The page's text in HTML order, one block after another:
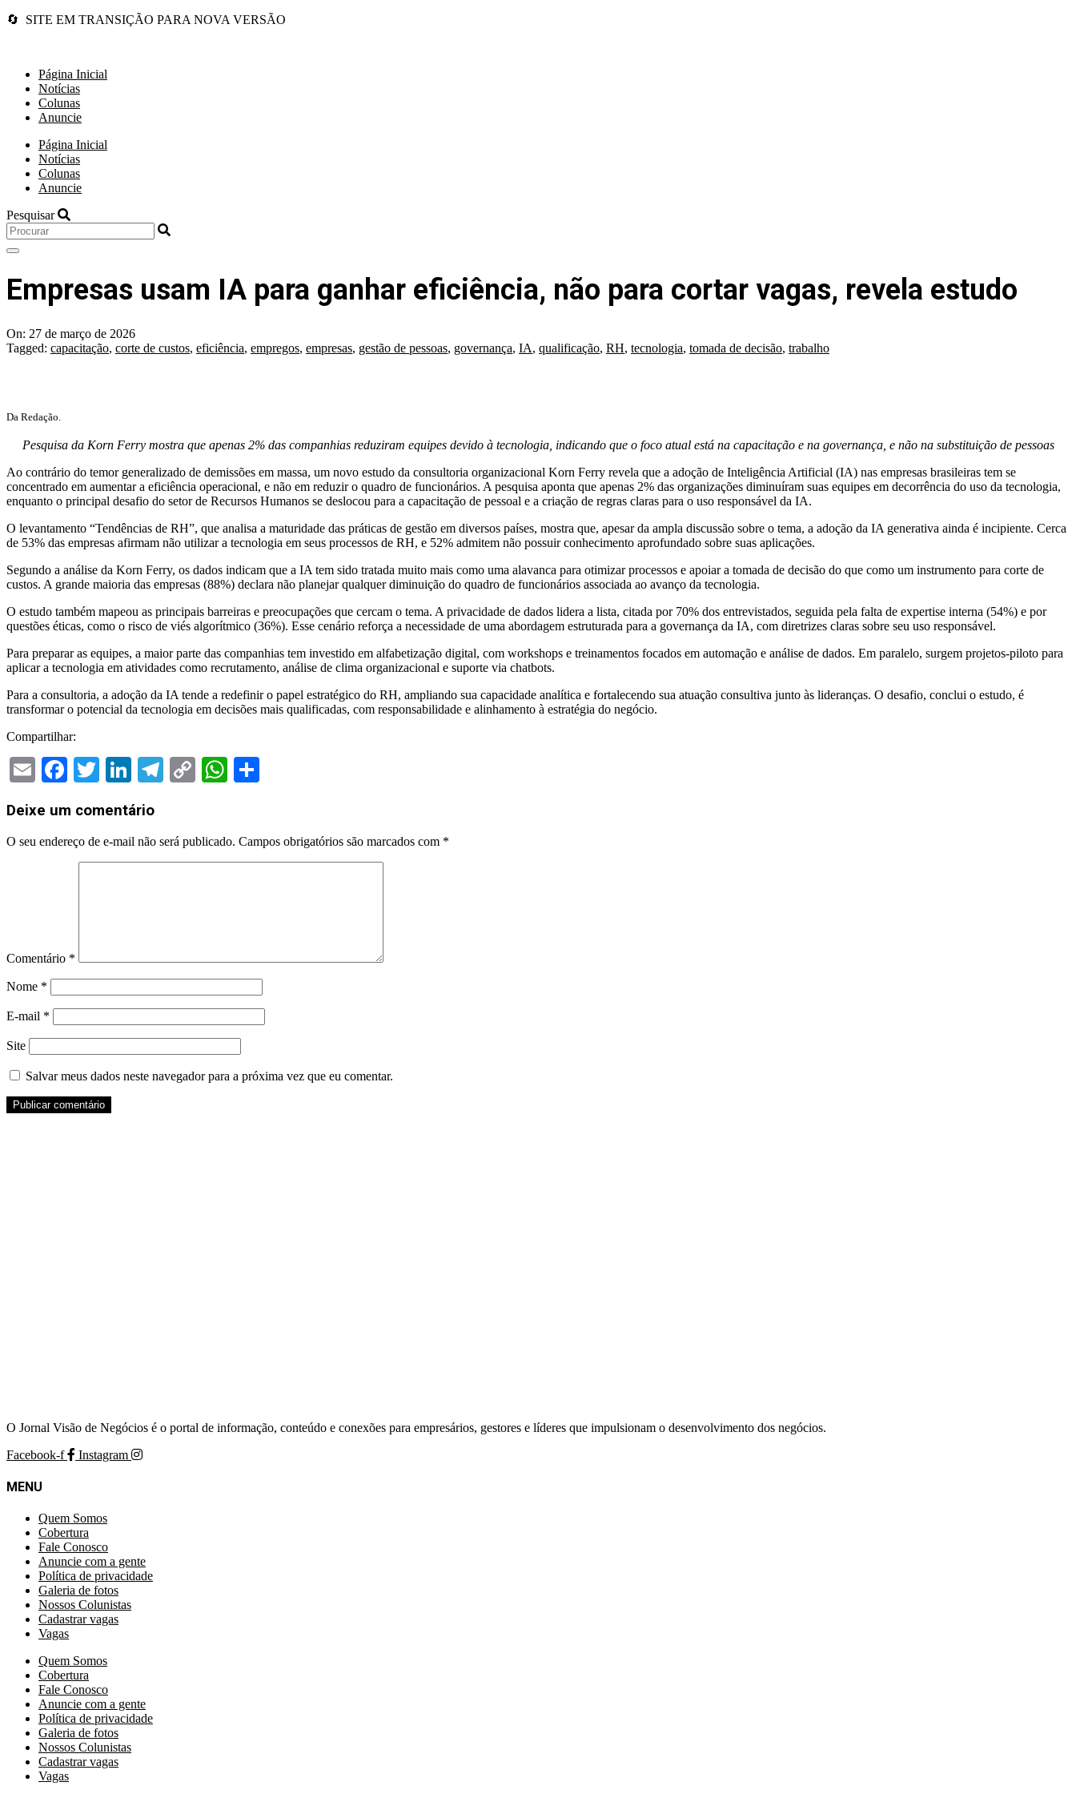
🔄 SITE EM TRANSIÇÃO PARA NOVA VERSÃO
Página Inicial
Notícias
Colunas
Anuncie
Página Inicial
Notícias
Colunas
Anuncie
Pesquisar
Empresas usam IA para ganhar eficiência, não para cortar vagas, revela estudo
On: 27 de março de 2026
Tagged: capacitação, corte de custos, eficiência, empregos, empresas, gestão de pessoas, governança, IA, qualificação, RH, tecnologia, tomada de decisão, trabalho
Da Redação.
Pesquisa da Korn Ferry mostra que apenas 2% das companhias reduziram equipes devido à tecnologia, indicando que o foco atual está na capacitação e na governança, e não na substituição de pessoas
Ao contrário do temor generalizado de demissões em massa, um novo estudo da consultoria organizacional Korn Ferry revela que a adoção de Inteligência Artificial (IA) nas empresas brasileiras tem se
concentrado em aumentar a eficiência operacional, e não em reduzir o quadro de funcionários. A pesquisa aponta que apenas 2% das organizações diminuíram suas equipes em decorrência do uso da tecnologia,
enquanto o principal desafio do setor de Recursos Humanos se deslocou para a capacitação de pessoal e a criação de regras claras para o uso responsável da IA.
O levantamento “Tendências de RH”, que analisa a maturidade das práticas de gestão em diversos países, mostra que, apesar da ampla discussão sobre o tema, a adoção da IA generativa ainda é incipiente. Cerca
de 53% das empresas afirmam não utilizar a tecnologia em seus processos de RH, e 52% admitem não possuir conhecimento aprofundado sobre suas aplicações.
Segundo a análise da Korn Ferry, os dados indicam que a IA tem sido tratada muito mais como uma alavanca para otimizar processos e apoiar a tomada de decisão do que como um instrumento para corte de
custos. A grande maioria das empresas (88%) declara não planejar qualquer diminuição do quadro de funcionários associada ao avanço da tecnologia.
O estudo também mapeou as principais barreiras e preocupações que cercam o tema. A privacidade de dados lidera a lista, citada por 70% dos entrevistados, seguida pela falta de expertise interna (54%) e por
questões éticas, como o risco de viés algorítmico (36%). Esse cenário reforça a necessidade de uma abordagem estruturada para a governança da IA, com diretrizes claras sobre seu uso responsável.
Para preparar as equipes, a maior parte das companhias tem investido em alfabetização digital, com workshops e treinamentos focados em automação e análise de dados. Em paralelo, surgem projetos-piloto para
aplicar a tecnologia em atividades como recrutamento, análise de clima organizacional e suporte via chatbots.
Para a consultoria, a adoção da IA tende a redefinir o papel estratégico do RH, ampliando sua capacidade analítica e fortalecendo sua atuação consultiva junto às lideranças. O desafio, conclui o estudo, é
transformar o potencial da tecnologia em decisões mais qualificadas, com responsabilidade e alinhamento à estratégia do negócio.
Compartilhar:
EmailFacebook
TwitterLinkedIn
Telegram
CopyWhatsApp
2026-
03-
27
Deixe um comentário
O seu endereço de e-mail não será publicado. Campos obrigatórios são marcados com *
Comentário *
Nome *
E-mail *
Site
Salvar meus dados neste navegador para a próxima vez que eu comentar.
O Jornal Visão de Negócios é o portal de informação, conteúdo e conexões para empresários, gestores e líderes que impulsionam o desenvolvimento dos negócios.
Facebook-f
Instagram
MENU
Quem Somos
Cobertura
Fale Conosco
Anuncie com a gente
Política de privacidade
Galeria de fotos
Nossos Colunistas
Cadastrar vagas
Vagas
Quem Somos
Cobertura
Fale Conosco
Anuncie com a gente
Política de privacidade
Galeria de fotos
Nossos Colunistas
Cadastrar vagas
Vagas